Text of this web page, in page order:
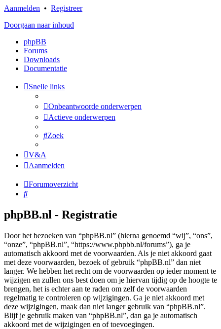
Aanmelden • Registreer
Doorgaan naar inhoud
phpBB
Forums
Downloads
Documentatie
Snelle links
Onbeantwoorde onderwerpen
Actieve onderwerpen
Zoek
V&A
Aanmelden
Forumoverzicht
Zoek
phpBB.nl - Registratie
Door het bezoeken van “phpBB.nl” (hierna genoemd “wij”, “ons”,
“onze”, “phpBB.nl”, “https://www.phpbb.nl/forums”), ga je
automatisch akkoord met de voorwaarden. Als je niet akkoord gaat
met deze voorwaarden, bezoek of gebruik “phpBB.nl” dan niet
langer. We hebben het recht om de voorwaarden op ieder moment te
wijzigen en zullen ons best doen om je hiervan tijdig op de hoogte te
brengen, het is echter aan te raden om zelf de voorwaarden
regelmatig te controleren op wijzigingen. Ga je niet akkoord met
deze wijzigingen, maak dan niet langer gebruik van “phpBB.nl”.
Blijf je gebruik maken van “phpBB.nl”, dan ga je automatisch
akkoord met de wijzigingen en of toevoegingen.